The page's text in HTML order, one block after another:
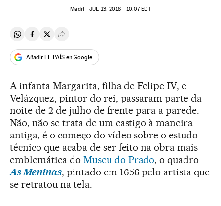
Madri -JUL 13, 2018 - 10:07EDT
Compartir en Whatsapp
Compartir en Facebook
Compartir en Twitter
Desplegar Redes Sociales
Añadir EL PAÍS en Google
A infanta Margarita, filha de Felipe IV, e
Velázquez, pintor do rei, passaram parte da
noite de 2 de julho de frente para a parede.
Não, não se trata de um castigo à maneira
antiga, é o começo do vídeo sobre o estudo
técnico que acaba de ser feito na obra mais
emblemática do Museu do Prado, o quadro
As Meninas, pintado em 1656 pelo artista que
se retratou na tela.